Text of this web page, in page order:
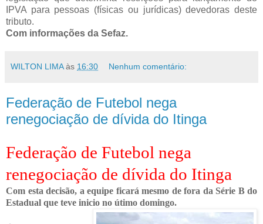
IPVA para pessoas (físicas ou jurídicas) devedoras deste
tributo.
Com informações da Sefaz.
WILTON LIMA às 16:30 Nenhum comentário:
Federação de Futebol nega
renegociação de dívida do Itinga
Federação de Futebol nega
renegociação de dívida do Itinga
Com esta decisão, a equipe ficará mesmo de fora da Série B do
Estadual que teve inicio no útimo domingo.